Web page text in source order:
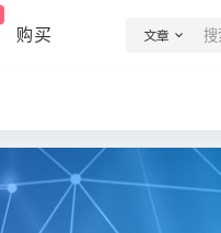
购买 文章